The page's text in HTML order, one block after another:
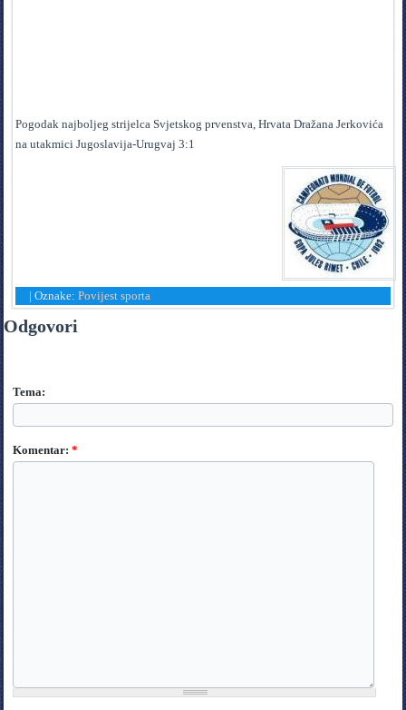
Pogodak najboljeg strijelca Svjetskog prvenstva, Hrvata Dražana Jerkovića
na utakmici Jugoslavija-Urugvaj 3:1
|Oznake:Povijest sporta
Odgovori
Tema:
Komentar:*